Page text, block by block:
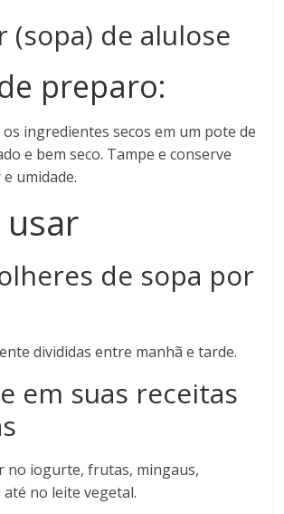
(sopa) de alulose
preparo:
ingredientes secos em um pote de
e bem seco. Tampe e conserve
umidade.
de sopa por
divididas entre manhã e tarde.
em suas receitas
no iogurte, frutas, mingaus,
no leite vegetal.